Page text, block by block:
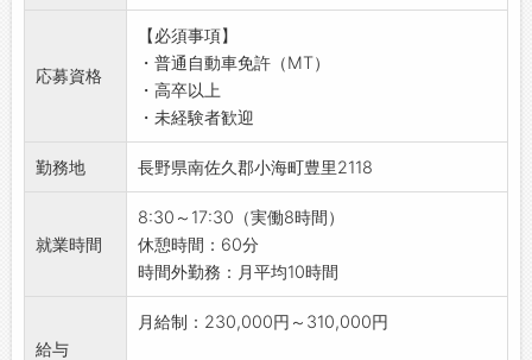
【具体的な業務内容】
・農家の方への定期訪問、使用状況のヒアリン
グ
・農協や既存取引先への訪問、関係構築
・トラクターや各種作業機の提案、販売
・周辺部品の案内、販売
・受注処理などの各種事務作業
ど
【営業しやすい環境◎】
・お客様は農家の方なので、訪問先でお茶を出
していただくことも多く、和やかな雰囲気の中
応募資格
【必須事項】
・普通自動車免許（MT）
・高卒以上
・未経験者歓迎
勤務地 長野県南佐久郡小海町豊里2118
就業時間
8:30～17:30（実働8時間）
休憩時間：60分
時間外勤務：月平均10時間
給与
月給制：230,000円～310,000円